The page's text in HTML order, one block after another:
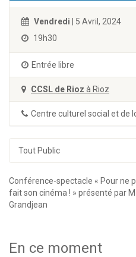
Vendredi | 5 Avril, 2024
19h30
Entrée libre
CCSL de Rioz à Rioz
Centre culturel social et de
Tout Public
Conférence-spectacle « Pour ne
fait son cinéma ! » présenté par
Grandjean
En ce moment